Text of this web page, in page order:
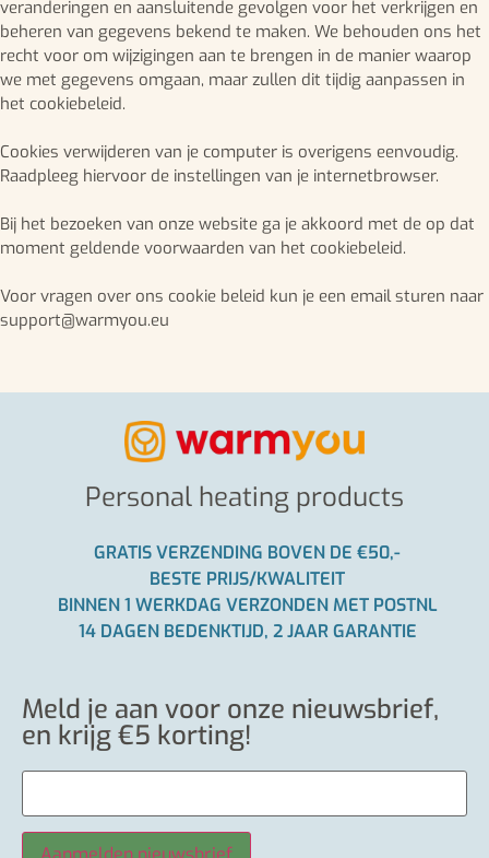
veranderingen en aansluitende gevolgen voor het verkrijgen en
beheren van gegevens bekend te maken. We behouden ons het
recht voor om wijzigingen aan te brengen in de manier waarop
we met gegevens omgaan, maar zullen dit tijdig aanpassen in
het cookiebeleid.
Cookies verwijderen van je computer is overigens eenvoudig.
Raadpleeg hiervoor de instellingen van je internetbrowser.
Bij het bezoeken van onze website ga je akkoord met de op dat
moment geldende voorwaarden van het cookiebeleid.
Voor vragen over ons cookie beleid kun je een email sturen naar
support@warmyou.eu
Personal heating products
GRATIS VERZENDING BOVEN DE €50,-
BESTE PRIJS/KWALITEIT
BINNEN 1 WERKDAG VERZONDEN MET POSTNL
14 DAGEN BEDENKTIJD, 2 JAAR GARANTIE
Meld je aan voor onze nieuwsbrief,
en krijg €5 korting!